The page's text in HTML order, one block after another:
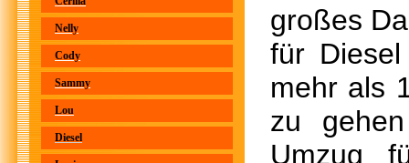
Nelly
Cody
Sammy
Lou
Diesel
großes
für
mehr als
zu
Umzug